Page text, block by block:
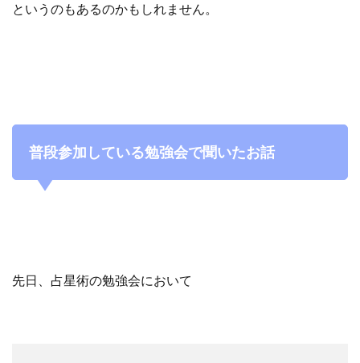
というのもあるのかもしれません。
普段参加している勉強会で聞いたお話
先日、占星術の勉強会において